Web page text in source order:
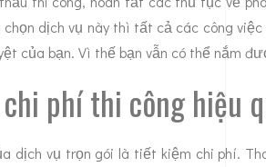
chọn dịch vụ này thì tất cả các công
của bạn. Vì thế bạn vẫn có thể nắm
phí thi công hiệu
dịch vụ trọn gói là tiết kiệm chi phí.